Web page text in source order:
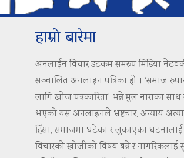
हाम्रो बारेमा
अनलाईन विचार डटकम समरुप मिडिया नेटवर्क
सञ्चालित अनलाइन पत्रिका हो । ‘समाज
लागि खोज पत्रकारिता’ भन्ने मुल नाराका साथ
भएको यस अनलाइनले भ्रष्टचार, अन्याय
हिंसा, समाजमा घटेका र लुकाएका
विचारको खोजीको विषय बन्ने र नागरिकलाई